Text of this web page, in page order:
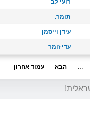
רועי לב
תומר.
עידן וייסמן
עדי זומר
… הבא עמוד אחרון